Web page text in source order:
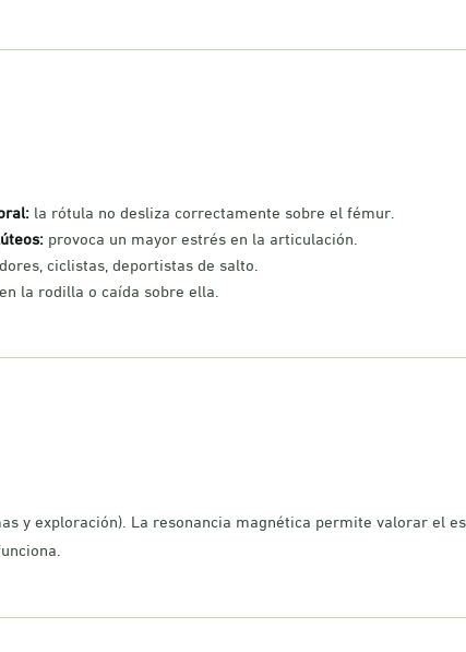
la rótula no desliza correctamente sobre el fémur.
provoca un mayor estrés en la articulación.
ciclistas, deportistas de salto.
la rodilla o caída sobre ella.
y exploración). La resonancia magnética permite valorar el